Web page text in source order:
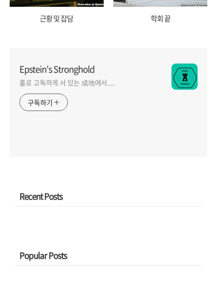
근황 및 잡담 학회 끝
Epstein's Stronghold
홀로 고독하게 서 있는 成地에서....
구독하기
Recent Posts
Popular Posts